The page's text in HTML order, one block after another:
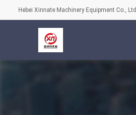
Hebei Xinnate Machinery Equipment Co., Ltd